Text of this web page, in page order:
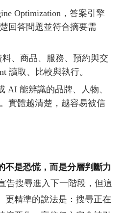
Optimization，答案引擎
回答問題並符合摘要需
料、商品、服務、預約與交
讀取、比較與執行。
AI 能辨識的品牌、人物、
實體越清楚，越容易被信
不是恐慌，而是分層判斷力
告搜尋進入下一階段，但這
更精準的說法是：搜尋正在